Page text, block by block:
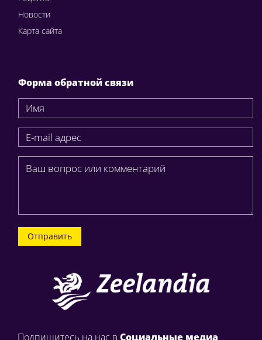
Новости
Карта сайта
Форма обратной связи
Отправить
Подпишитесь на нас в Социальные медиа